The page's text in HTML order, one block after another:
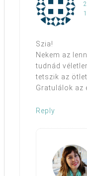
Szia!
Nekem az
tudnád
tetszik az
Gratulálok az
Reply